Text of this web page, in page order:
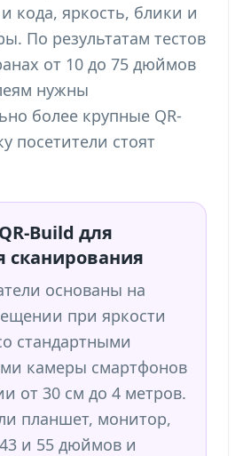
кода, яркость, блики и
По результатам тестов
от 10 до 75 дюймов
нужны
более крупные QR-
посетители стоят
Build для
сканирования
основаны на
при яркости
стандартными
камеры смартфонов
от 30 см до 4 метров.
планшет, монитор,
и 55 дюймов и